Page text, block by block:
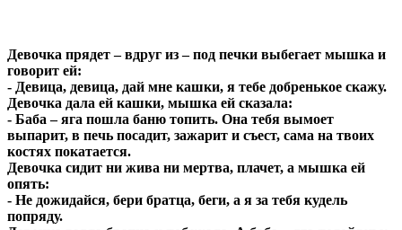
Девочка прядет – вдруг из – под печки выбегает мышка и
говорит ей:
- Девица, девица, дай мне кашки, я тебе добренькое скажу.
Девочка дала ей кашки, мышка ей сказала:
- Баба – яга пошла баню топить. Она тебя вымоет
выпарит, в печь посадит, зажарит и съест, сама на твоих
костях покатается.
Девочка сидит ни жива ни мертва, плачет, а мышка ей
опять:
- Не дожидайся, бери братца, беги, а я за тебя кудель
попряду.